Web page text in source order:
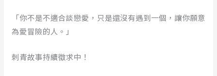
「你不是不適合談戀愛，只是還沒有遇到一個，讓你願意
為愛冒險的人。」
刺青故事持續徵求中！